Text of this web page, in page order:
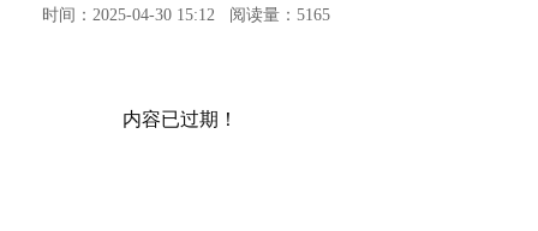
时间：2025-04-30 15:12 阅读量：5165
内容已过期！